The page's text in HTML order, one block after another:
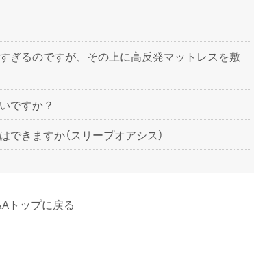
ぎるのですが、その上に高反発マットレスを敷
ですか？
きますか（スリープオアシス）
トップに戻る